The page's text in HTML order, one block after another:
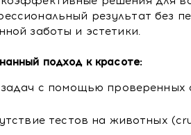
результат без
заботы и эстетики.
подход к красоте:
с помощью проверенных
тестов на животных